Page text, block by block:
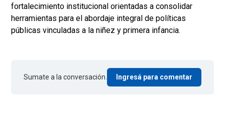
fortalecimiento institucional orientadas a consolidar
herramientas para el abordaje integral de políticas
públicas vinculadas a la niñez y primera infancia.
Sumate a la conversación. Ingresá para comentar